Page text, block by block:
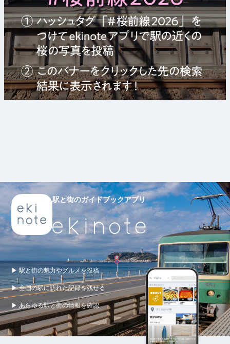
駅と街のガイドブックアプリ
▶ 駅と街の魅力やグルメを投稿
▶ 全国の駅に訪れた記録を残せる
▶ あらゆる駅と街の情報を確認